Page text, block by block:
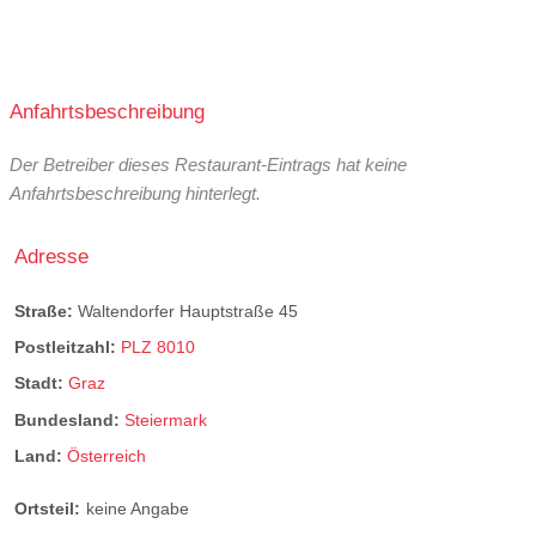
Anfahrtsbeschreibung
Der Betreiber dieses Restaurant-Eintrags hat keine
Anfahrtsbeschreibung hinterlegt.
Adresse
Straße: Waltendorfer Hauptstraße 45
Postleitzahl: PLZ 8010
Stadt: Graz
Bundesland: Steiermark
Land: Österreich
Ortsteil: keine Angabe